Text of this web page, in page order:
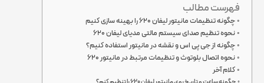
فهرست مطالب
چگونه تنظیمات مانیتور لیفان ۶۲۰ را بهینه سازی کنیم
نحوه تنظیم صدای سیستم مالتی مدیای لیفان ۶۲۰
چگونه از جی پی اس و نقشه در مانیتور استفاده کنیم؟
نحوه اتصال بلوتوث و تنظیمات مرتبط در مانیتور ۶۲۰
کلام آخر